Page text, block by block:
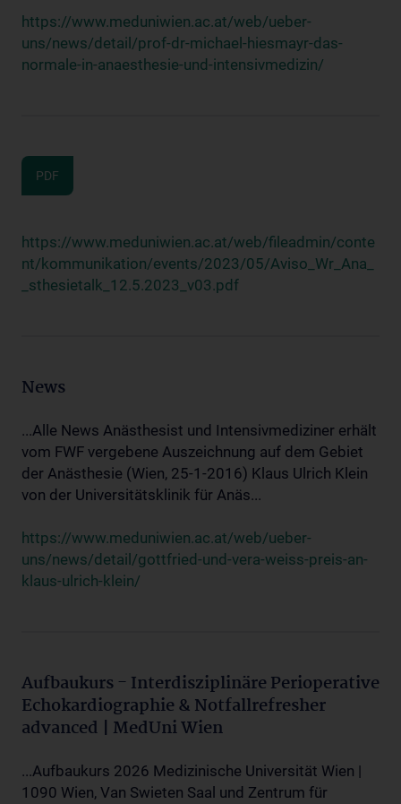
https://www.meduniwien.ac.at/web/ueber-
uns/news/detail/prof-dr-michael-hiesmayr-das-
normale-in-anaesthesie-und-intensivmedizin/
PDF
https://www.meduniwien.ac.at/web/fileadmin/conte
nt/kommunikation/events/2023/05/Aviso_Wr_Ana_
_sthesietalk_12.5.2023_v03.pdf
News
...Alle News Anästhesist und Intensivmediziner erhält
vom FWF vergebene Auszeichnung auf dem Gebiet
der Anästhesie (Wien, 25-1-2016) Klaus Ulrich Klein
von der Universitätsklinik für Anäs...
https://www.meduniwien.ac.at/web/ueber-
uns/news/detail/gottfried-und-vera-weiss-preis-an-
klaus-ulrich-klein/
Aufbaukurs - Interdisziplinäre Perioperative
Echokardiographie & Notfallrefresher
advanced | MedUni Wien
...Aufbaukurs 2026 Medizinische Universität Wien |
1090 Wien, Van Swieten Saal und Zentrum für